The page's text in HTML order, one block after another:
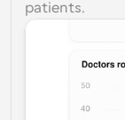
patients.